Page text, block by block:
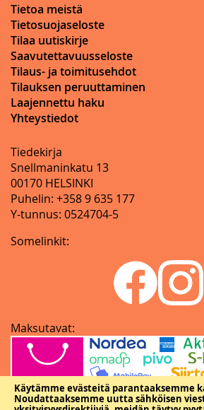
Käytämme evästeitä parantaaksemme
Noudattaaksemme uutta sähköisen
Tietoa meistä
Tietosuojaseloste
Tilaa uutiskirje
Saavutettavuusseloste
Tilaus- ja toimitusehdot
Tilauksen peruuttaminen
Laajennettu haku
Yhteystiedot
Tiedekirja
Snellmaninkatu 13
00170 HELSINKI
Puhelin: +358 9 635 177
Y-tunnus: 0524704-5
Somelinkit:
Maksutavat: